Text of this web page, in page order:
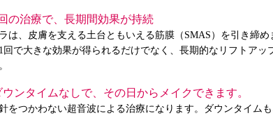
の治療で、長期間効果が持続
は、皮膚を支える土台ともいえる筋膜（SMAS）を引き締め
回で大きな効果が得られるだけでなく、長期的なリフトアッ
ウンタイムなしで、その日からメイクできます。
をつかわない超音波による治療になります。ダウンタイム